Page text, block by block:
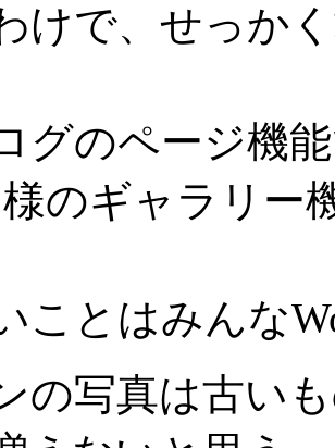
けで、せっか
グのページ機
のギャラリー
ことはみんな
の写真は古い